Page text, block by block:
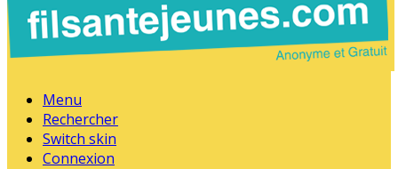
Menu
Rechercher
Switch skin
Connexion